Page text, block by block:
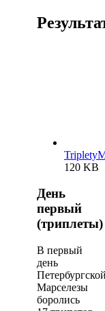
120 KB
День
первый
(триплеты)
В первый
день
Марселезы
боролись